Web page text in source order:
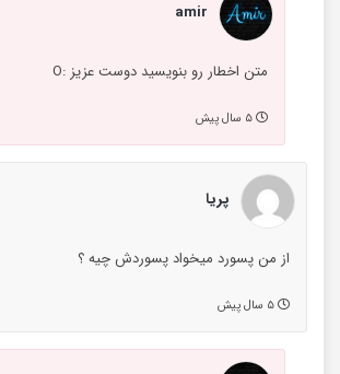
amir
متن اخطار رو بنویسید دوست عزیز :O
پریا
از من پسورد میخواد پسوردش چیه ؟